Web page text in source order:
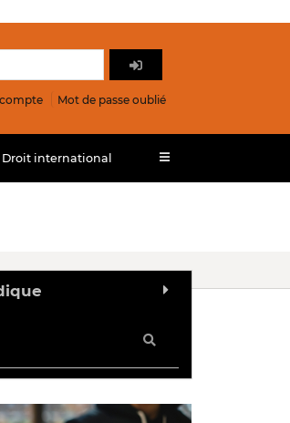
Mot de passe oublié
Droit international